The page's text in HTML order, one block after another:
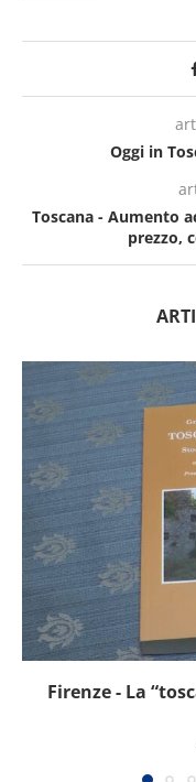
Oggi in
Toscana - Aumento
prezzo,
Firenze - La